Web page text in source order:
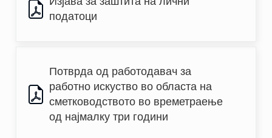
податоци
Потврда од работодавач за
работно искуство во областа на
сметководството во времетраење
од најмалку три години